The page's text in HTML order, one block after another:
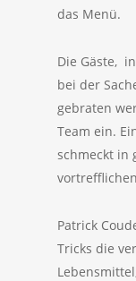
das Menü.
Die Gäste,
bei der
gebraten
Team ein.
schmeckt in
Patrick
Tricks die